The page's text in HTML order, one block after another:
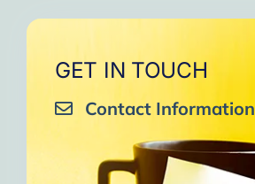
صعب
فيه
الكفاية
GET IN TOUCH
Contact Information